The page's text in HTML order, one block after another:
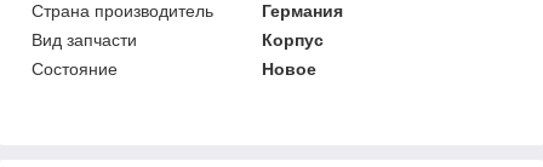
Страна производитель
Германия
Вид запчасти
Корпус
Состояние
Новое